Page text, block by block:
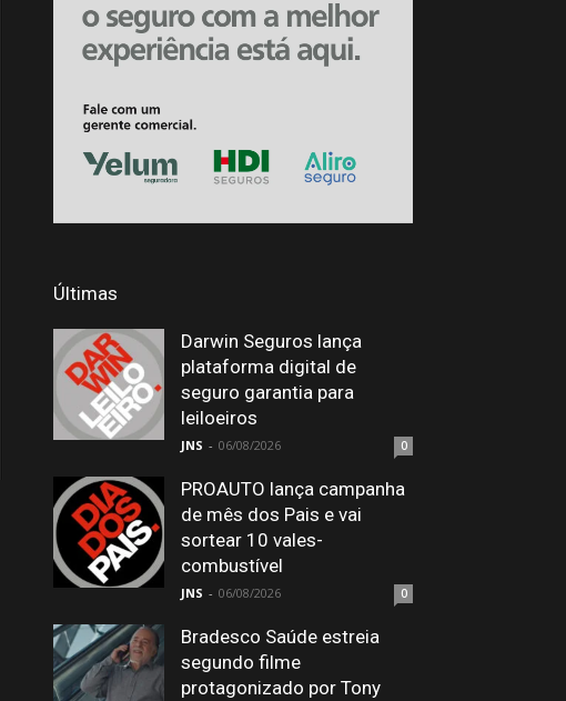
Últimas
Darwin Seguros lança
plataforma digital de
seguro garantia para
leiloeiros
JNS - 06/08/2026 0
PROAUTO lança campanha
de mês dos Pais e vai
sortear 10 vales-
combustível
JNS - 06/08/2026 0
Bradesco Saúde estreia
segundo filme
protagonizado por Tony